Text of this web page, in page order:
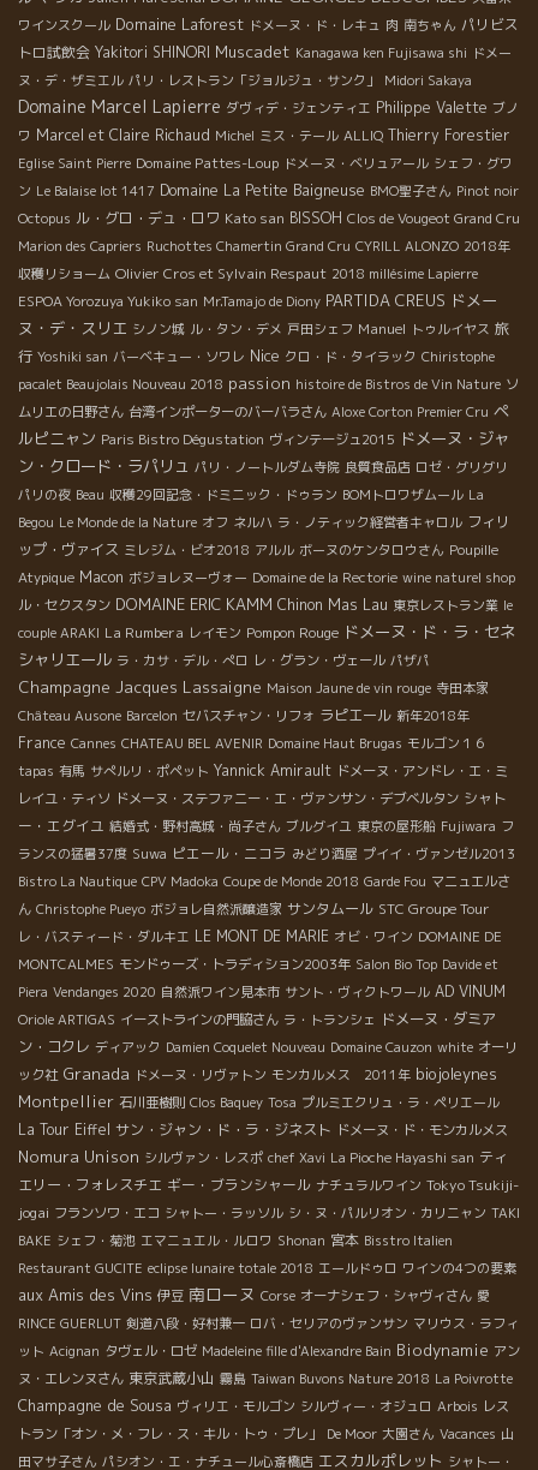
ワインスクール Domaine Laforest ドメーヌ・ド・レキュ 肉 南ちゃん パリビス
トロ試飲会 Yakitori SHINORI Muscadet Kanagawa ken Fujisawa shi ドメー
ヌ・デ・ザミエル パリ・レストラン「ジョルジュ・サンク」 Midori Sakaya
Domaine Marcel Lapierre ダヴィデ・ジェンティエ Philippe Valette ブノ
ワ Marcel et Claire Richaud Michel ミス・テール ALLIQ Thierry Forestier
Eglise Saint Pierre Domaine Pattes-Loup ドメーヌ・ベリュアール シェフ・グワ
ン Le Balaise lot 1417 Domaine La Petite Baigneuse BMO聖子さん Pinot noir
Octopus ル・グロ・デュ・ロワ Kato san BISSOH Clos de Vougeot Grand Cru
Marion des Capriers Ruchottes Chamertin Grand Cru CYRILL ALONZO 2018年
収穫リショーム Olivier Cros et Sylvain Respaut 2018 millésime Lapierre
ESPOA Yorozuya Yukiko san Mr.Tamajo de Diony PARTIDA CREUS ドメー
ヌ・デ・スリエ シノン城 ル・タン・デメ 戸田シェフ Manuel トゥルイヤス 旅
行 Yoshiki san バーベキュー・ソワレ Nice クロ・ド・タイラック Chiristophe
pacalet Beaujolais Nouveau 2018 passion histoire de Bistros de Vin Nature ソ
ムリエの日野さん 台湾インポーターのバーバラさん Aloxe Corton Premier Cru ペ
ルピニャン Paris Bistro Dégustation ヴィンテージュ2015 ドメーヌ・ジャ
ン・クロード・ラパリュ パリ・ノートルダム寺院 良質食品店 ロゼ・グリグリ
パリの夜 Beau 収穫29回記念・ドミニック・ドゥラン BOMトロワザムール La
Begou Le Monde de la Nature オフ ネルハ ラ・ノティック経営者キャロル フィリ
ップ・ヴァイス ミレジム・ビオ2018 アルル ボーヌのケンタロウさん Poupille
Atypique Macon ボジョレヌーヴォー Domaine de la Rectorie wine naturel shop
ル・セクスタン DOMAINE ERIC KAMM Chinon Mas Lau 東京レストラン業 le
couple ARAKI La Rumbera レイモン Pompon Rouge ドメーヌ・ド・ラ・セネ
シャリエール ラ・カサ・デル・ぺロ レ・グラン・ヴェール パザパ
Champagne Jacques Lassaigne Maison Jaune de vin rouge 寺田本家
Château Ausone Barcelon セバスチャン・リフォ ラピエール 新年2018年
France Cannes CHATEAU BEL AVENIR Domaine Haut Brugas モルゴン１６
tapas 有馬 サぺルリ・ポペット Yannick Amirault ドメーヌ・アンドレ・エ・ミ
レイユ・ティソ ドメーヌ・ステファニー・エ・ヴァンサン・デブベルタン シャト
ー・エグイユ 結婚式・野村高城・尚子さん ブルグイユ 東京の屋形船 Fujiwara フ
ランスの猛暑37度 Suwa ピエール・ニコラ みどり酒屋 プイイ・ヴァンゼル2013
Bistro La Nautique CPV Madoka Coupe de Monde 2018 Garde Fou マニュエルさ
ん Christophe Pueyo ボジョレ自然派醸造家 サンタムール STC Groupe Tour
レ・バスティード・ダルキエ LE MONT DE MARIE オビ・ワイン DOMAINE DE
MONTCALMES モンドゥーズ・トラディション2003年 Salon Bio Top Davide et
Piera Vendanges 2020 自然派ワイン見本市 サント・ヴィクトワール AD VINUM
Oriole ARTIGAS イーストラインの門脇さん ラ・トランシェ ドメーヌ・ダミア
ン・コクレ ディアック Damien Coquelet Nouveau Domaine Cauzon white オーリ
ック社 Granada ドメーヌ・リヴァトン モンカルメス 2011年 biojoleynes
Montpellier 石川亜樹則 Clos Baquey Tosa プルミエクリュ・ラ・ペリエール
La Tour Eiffel サン・ジャン・ド・ラ・ジネスト ドメーヌ・ド・モンカルメス
Nomura Unison シルヴァン・レスポ chef Xavi La Pioche Hayashi san ティ
エリー・フォレスチエ ギー・ブランシャール ナチュラルワイン Tokyo Tsukiji-
jogai フランソワ・エコ シャトー・ラッソル シ・ヌ・パルリオン・カリニャン TAKI
BAKE シェフ・菊池 エマニュエル・ルロワ Shonan 宮本 Bisstro Italien
Restaurant GUCITE eclipse lunaire totale 2018 エールドゥロ ワインの4つの要素
aux Amis des Vins 伊豆 南ローヌ Corse オーナシェフ・シャヴィさん 愛
RINCE GUERLUT 剣道八段・好村兼一 ロバ・セリアのヴァンサン マリウス・ラフィ
ット Acignan タヴェル・ロゼ Madeleine fille d'Alexandre Bain Biodynamie アン
ヌ・エレンヌさん 東京武蔵小山 霧島 Taiwan Buvons Nature 2018 La Poivrotte
Champagne de Sousa ヴィリエ・モルゴン シルヴィー・オジュロ Arbois レス
トラン「オン・メ・フレ・ス・キル・トゥ・プレ」
De Moor 大園さん Vacances 山
田マサ子さん パシオン・エ・ナチュール心斎橋店 エスカルポレット シャトー・